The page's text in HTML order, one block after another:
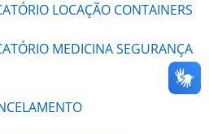
LOCAÇÃO CONTAINERS
MEDICINA SEGURANÇA